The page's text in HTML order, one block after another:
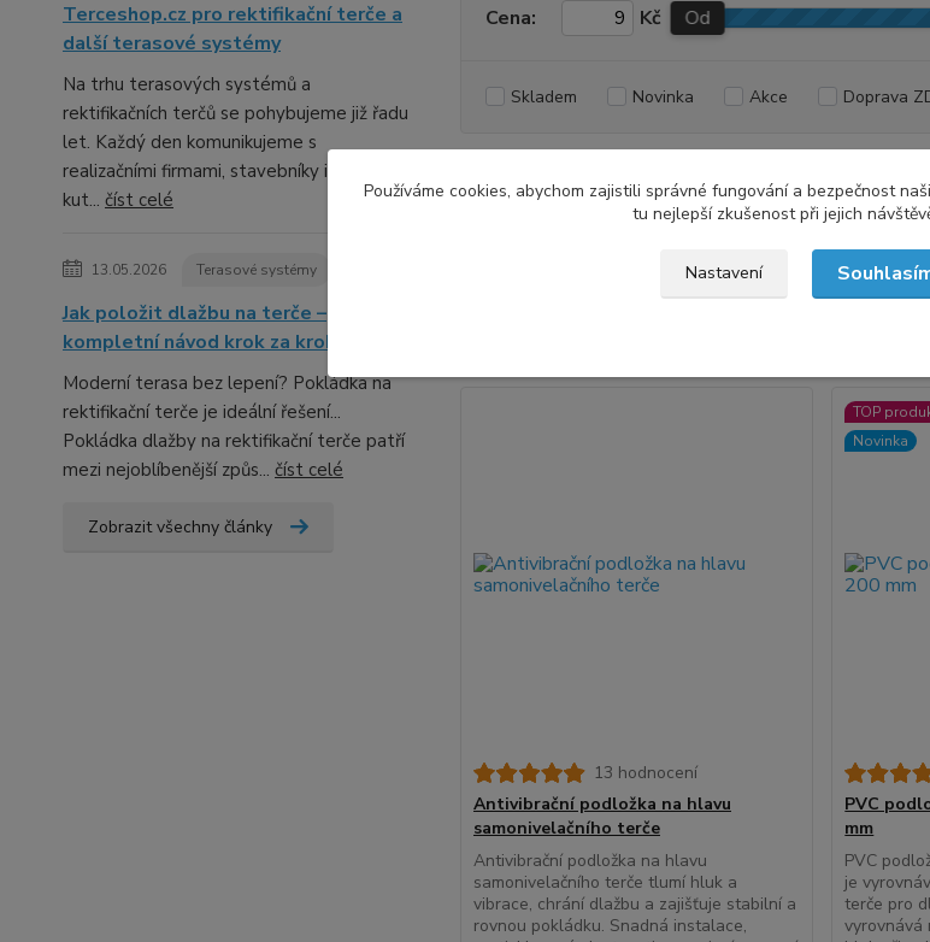
Terceshop.cz pro rektifikační terče a
další terasové systémy
Na trhu terasových systémů a
rektifikačních terčů se pohybujeme již řadu
let. Každý den komunikujeme s
realizačními firmami, stavebníky i domácími
kut... číst celé
13.05.2026 Terasové systémy
Jak položit dlažbu na terče –
kompletní návod krok za krokem
Moderní terasa bez lepení? Pokládka na
rektifikační terče je ideální řešení...
Pokládka dlažby na rektifikační terče patří
mezi nejoblíbenější způs... číst celé
Zobrazit všechny články
Cena: Kč Od
Skladem Novinka Akce Doprava
Nejlevnější Nejdražší
13 hodnocení
Antivibrační podložka na hlavu
samonivelačního terče
Antivibrační podložka na hlavu
samonivelačního terče tlumí hluk a
vibrace, chrání dlažbu a zajišťuje stabilní a
rovnou pokládku. Snadná instalace,
TOP
Novinka
PVC
mm
PVC
je
terče pro
vyrovnává
Používáme cookies, abychom zajistili správné fungování a bezpečnost
tu nejlepší zkušenost při jejich
Nastavení